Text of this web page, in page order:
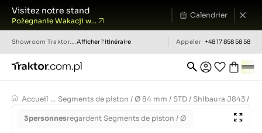
Visitez notre stand
Pożegnanie Wakacji w...
Calendrier
Showroom Traktor.com.pl Afficher l'itinéraire Appeler +48 17 858 58 58
Accueil ... Segments de piston / Ø 84 mm / STD / Shibaura J843 /
3personnesregardent Segments de piston / Ø